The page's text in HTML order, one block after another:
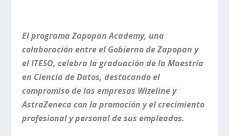
El programa Zapopan Academy, una
colaboración entre el Gobierno de Zapopan y
el ITESO, celebra la graduación de la Maestría
en Ciencia de Datos, destacando el
compromiso de las empresas Wizeline y
AstraZeneca con la promoción y el crecimiento
profesional y personal de sus empleados.